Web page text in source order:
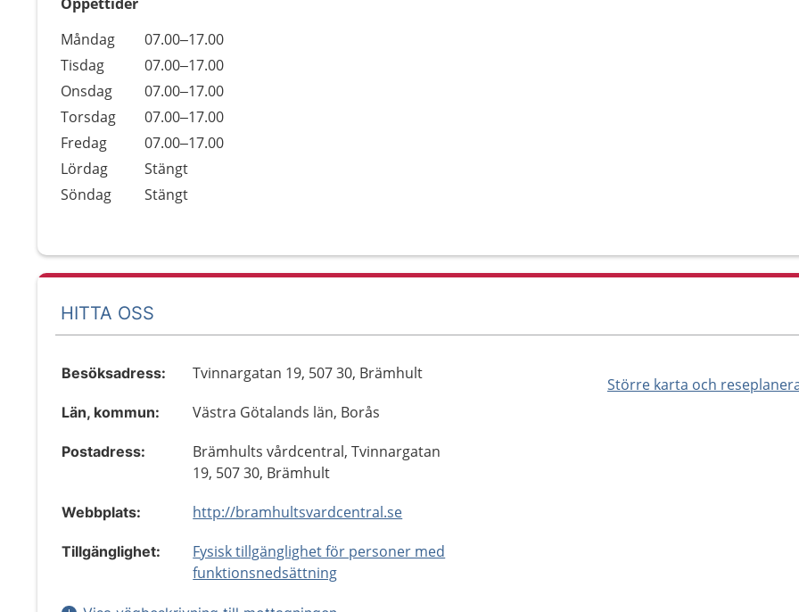
Dag
Öppettider
Kommentarer
Måndag
07.00–17.00
Tisdag
07.00–17.00
Onsdag
07.00–17.00
Torsdag
07.00–17.00
Fredag
07.00–17.00
Lördag
Stängt
Söndag
Stängt
HITTA OSS
Större karta och
Besöksadress: Tvinnargatan 19, 507 30, Brämhult
Län, kommun: Västra Götalands län, Borås
Postadress:
Brämhults vårdcentral, Tvinnargatan
19, 507 30, Brämhult
Webbplats: http://bramhultsvardcentral.se
Tillgänglighet:
Fysisk tillgänglighet för personer med
funktionsnedsättning